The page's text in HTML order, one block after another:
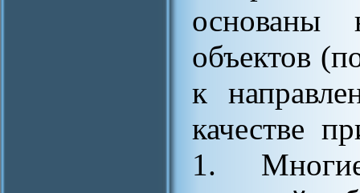
основаны
объектов
к
качестве
1.